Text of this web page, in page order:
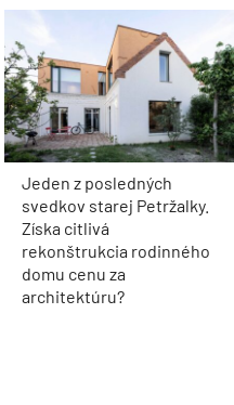
Jeden z posledných
svedkov starej Petržalky.
Získa citlivá
rekonštrukcia rodinného
domu cenu za
architektúru?